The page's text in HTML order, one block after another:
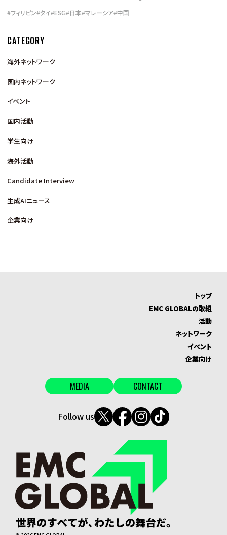
#フィリピン#タイ#ESG#日本#マレーシア#中国
CATEGORY
海外ネットワーク
国内ネットワーク
イベント
国内活動
学生向け
海外活動
Candidate Interview
生成AIニュース
企業向け
トップ
EMC GLOBALの取組
活動
ネットワーク
イベント
企業向け
MEDIA CONTACT
Follow us